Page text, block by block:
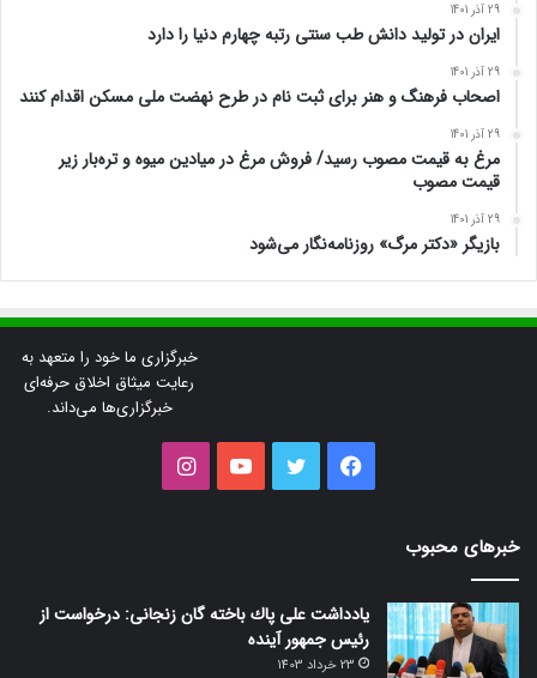
29 آذر 1401
ایران در تولید دانش طب سنتی رتبه چهارم دنیا را دارد
29 آذر 1401
اصحاب فرهنگ و هنر برای ثبت نام در طرح نهضت ملی مسکن اقدام کنند
29 آذر 1401
مرغ به قیمت مصوب رسید/ فروش مرغ در میادین میوه و تره‌بار زیر
قیمت مصوب
29 آذر 1401
بازیگر «دکتر مرگ» روزنامه‌نگار می‌شود
خبرگزاری ما خود را متعهد به
رعایت میثاق اخلاق حرفه‌ای
خبرگزاری‌ها می‌داند.
فیس
توییتر یوتیوب
خبرهای محبوب
یادداشت علی پاك باخته گان زنجانی: درخواست از
رئیس جمهور آینده
23 خرداد 1403